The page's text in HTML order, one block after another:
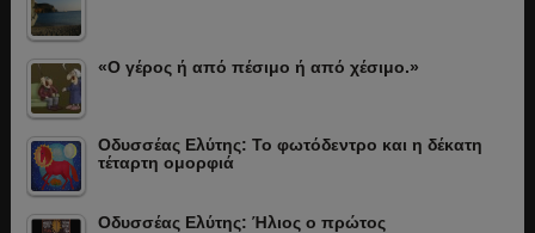
«Ο γέρος ή από πέσιμο ή από χέσιμο.»
Οδυσσέας Ελύτης: Το φωτόδεντρο και η δέκατη
τέταρτη ομορφιά
Οδυσσέας Ελύτης: Ήλιος ο πρώτος